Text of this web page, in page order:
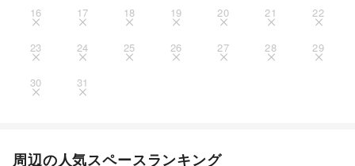
16 17 18 19 20 21 22
23 24 25 26 27 28 29
30 31
周辺の人気スペースランキング